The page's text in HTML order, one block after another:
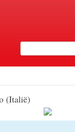
(Italië)